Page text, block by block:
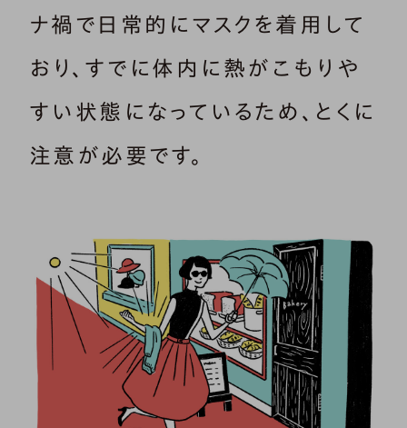
ナ禍で日常的にマスクを着用して
おり、すでに体内に熱がこもりや
すい状態になっているため、とくに
注意が必要です。